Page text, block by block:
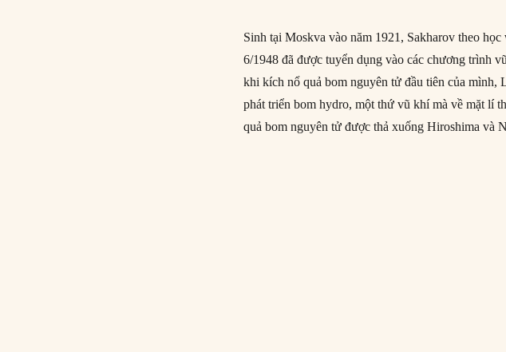
Sinh tại Moskva vào năm 1921, Sakharov theo
6/1948 đã được tuyển dụng vào các chương trình
khi kích nổ quả bom nguyên tử đầu tiên của mình,
phát triển bom hydro, một thứ vũ khí mà về mặt lí
quả bom nguyên tử được thả xuống Hiroshima và